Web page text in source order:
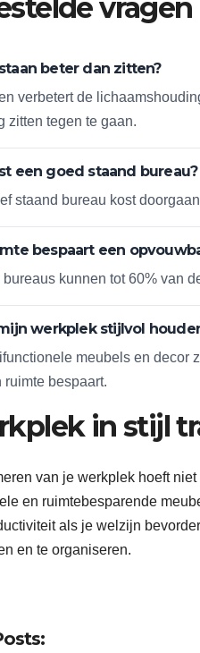
vragen
beter dan zitten?
verbetert de
zitten tegen te gaan.
een goed staand bureau?
staand bureau kost
bespaart een
kunnen tot 60% van
werkplek stijlvol
meubels en decor
ruimte bespaart.
in stijl
van je werkplek hoeft
en ruimtebesparende
als je welzijn
en te organiseren.